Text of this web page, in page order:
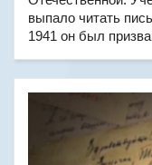
выпало читать
1941 он был